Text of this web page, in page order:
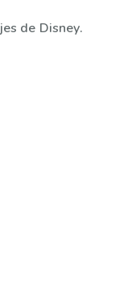
de Disney.